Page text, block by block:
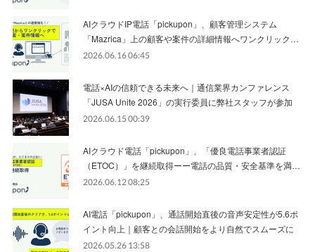
AIクラウドIP電話「pickupon」、顧客管理システム
「Mazrica」上の顧客や案件の詳細情報へワンクリック…
2026.06.16 06:45
電話×AIの信頼できる未来へ｜通信業界カンファレンス
「JUSA Unite 2026」の実行委員に弊社スタッフが参加
2026.06.15 00:39
AIクラウド電話「pickupon」、「優良電話事業者認証
（ETOC）」を継続取得ーー電話の品質・安全基準を満…
2026.06.12 08:25
AI電話「pickupon」、通話開始直後の音声安定性が5.6ポ
イント向上｜顧客との会話開始をより自然でスムーズに
2026.05.26 13:58